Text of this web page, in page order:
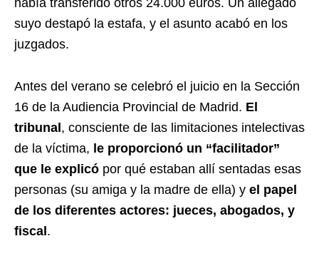
suyo destapó la estafa, y el asunto acabó en los
juzgados.
Antes del verano se celebró el juicio en la Sección
16 de la Audiencia Provincial de Madrid. El
tribunal, consciente de las limitaciones intelectivas
de la víctima, le proporcionó un “facilitador”
que le explicó por qué estaban allí sentadas esas
personas (su amiga y la madre de ella) y el papel
de los diferentes actores: jueces, abogados, y
fiscal.